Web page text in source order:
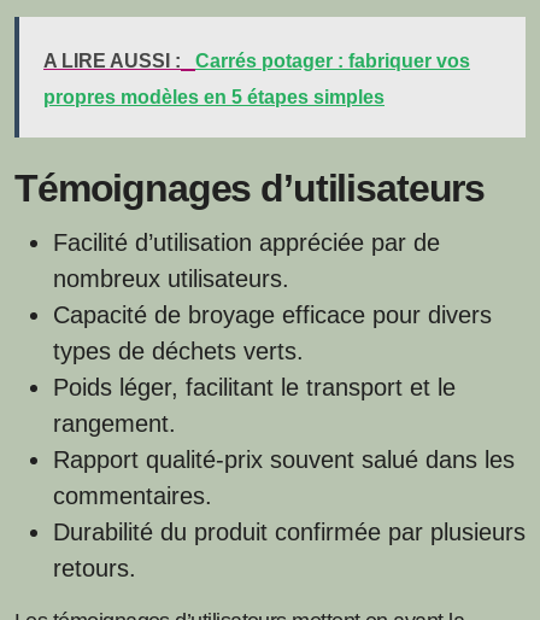
A LIRE AUSSI :
Carrés potager : fabriquer vos
propres modèles en 5 étapes simples
Témoignages d’utilisateurs
Facilité d’utilisation appréciée par de
nombreux utilisateurs.
Capacité de broyage efficace pour divers
types de déchets verts.
Poids léger, facilitant le transport et le
rangement.
Rapport qualité-prix souvent salué dans les
commentaires.
Durabilité du produit confirmée par plusieurs
retours.